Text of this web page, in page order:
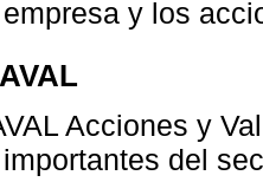
y los
Acciones y
del